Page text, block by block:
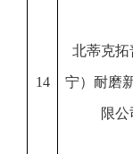
14
北蒂克拓
宁）耐磨
限公